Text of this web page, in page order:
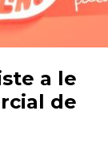
a le
de